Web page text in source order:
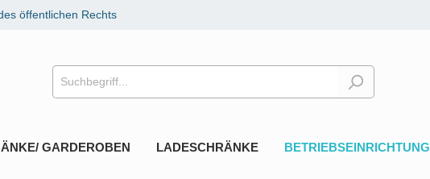
öffentlichen Rechts
GARDEROBEN LADESCHRÄNKE BETRIEBSEINRICHTUNG